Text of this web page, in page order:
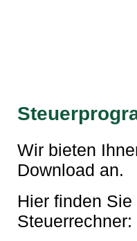
Wir bieten
Download an.
Hier finden
Steuerrechner: